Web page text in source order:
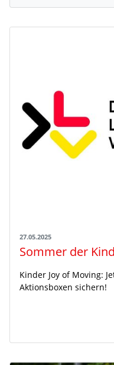
27.05.2025
Sommer der
Kinder Joy of Moving:
Aktionsboxen sichern!